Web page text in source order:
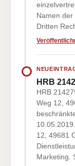
Namen
Dritten
HRB
HRB
Weg 12,
12, 49681
Marketing.